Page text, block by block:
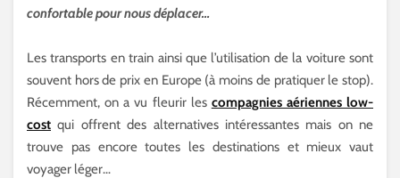
confortable pour nous déplacer…
Les transports en train ainsi que l’utilisation de la voiture sont
souvent hors de prix en Europe (à moins de pratiquer le stop).
Récemment, on a vu fleurir les compagnies aériennes low-
cost qui offrent des alternatives intéressantes mais on ne
trouve pas encore toutes les destinations et mieux vaut
voyager léger…